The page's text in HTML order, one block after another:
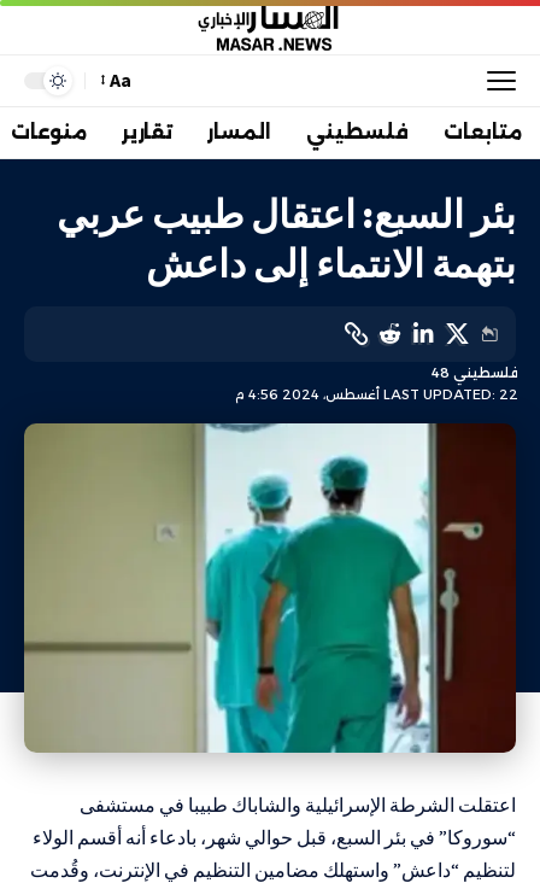
Aa
متابعات فلسطيني المسار تقارير منوعات
بئر السبع: اعتقال طبيب عربي
بتهمة الانتماء إلى داعش
LAST UPDATED: 22 أغسطس، 2024 4:56 م
فلسطيني 48
اعتقلت الشرطة الإسرائيلية والشاباك طبيبا في مستشفى
“سوروكا” في بئر السبع، قبل حوالي شهر، بادعاء أنه أقسم الولاء
لتنظيم “داعش” واستهلك مضامين التنظيم في الإنترنت، وقُدمت